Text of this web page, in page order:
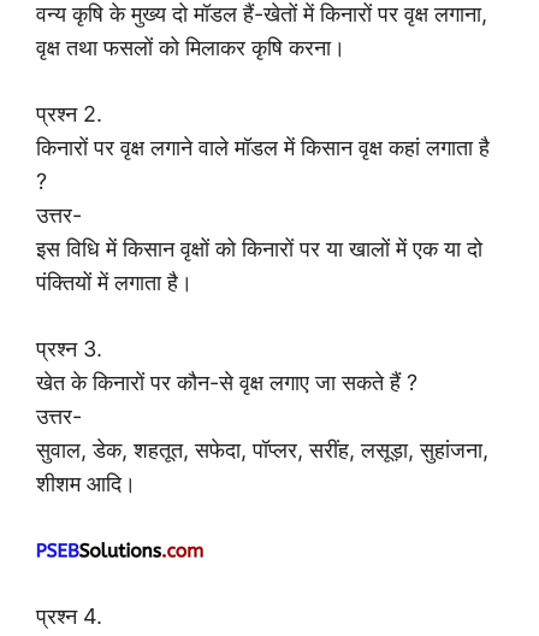
वन्य कृषि के मुख्य दो मॉडल हैं-खेतों में किनारों पर वृक्ष लगाना,
वृक्ष तथा फसलों को मिलाकर कृषि करना।
प्रश्न 2.
किनारों पर वृक्ष लगाने वाले मॉडल में किसान वृक्ष कहां लगाता है
?
उत्तर-
इस विधि में किसान वृक्षों को किनारों पर या खालों में एक या दो
पंक्तियों में लगाता है।
प्रश्न 3.
खेत के किनारों पर कौन-से वृक्ष लगाए जा सकते हैं ?
उत्तर-
सुवाल, डेक, शहतूत, सफेदा, पॉप्लर, सरींह, लसूड़ा, सुहांजना,
शीशम आदि।
प्रश्न 4.